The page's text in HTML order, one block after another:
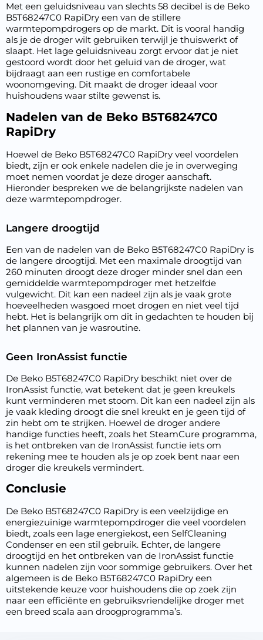
Met een geluidsniveau van slechts 58 decibel is de Beko
B5T68247C0 RapiDry een van de stillere
warmtepompdrogers op de markt. Dit is vooral handig
als je de droger wilt gebruiken terwijl je thuiswerkt of
slaapt. Het lage geluidsniveau zorgt ervoor dat je niet
gestoord wordt door het geluid van de droger, wat
bijdraagt aan een rustige en comfortabele
woonomgeving. Dit maakt de droger ideaal voor
huishoudens waar stilte gewenst is.
Nadelen van de Beko B5T68247C0
RapiDry
Hoewel de Beko B5T68247C0 RapiDry veel voordelen
biedt, zijn er ook enkele nadelen die je in overweging
moet nemen voordat je deze droger aanschaft.
Hieronder bespreken we de belangrijkste nadelen van
deze warmtepompdroger.
Langere droogtijd
Een van de nadelen van de Beko B5T68247C0 RapiDry is
de langere droogtijd. Met een maximale droogtijd van
260 minuten droogt deze droger minder snel dan een
gemiddelde warmtepompdroger met hetzelfde
vulgewicht. Dit kan een nadeel zijn als je vaak grote
hoeveelheden wasgoed moet drogen en niet veel tijd
hebt. Het is belangrijk om dit in gedachten te houden bij
het plannen van je wasroutine.
Geen IronAssist functie
De Beko B5T68247C0 RapiDry beschikt niet over de
IronAssist functie, wat betekent dat je geen kreukels
kunt verminderen met stoom. Dit kan een nadeel zijn als
je vaak kleding droogt die snel kreukt en je geen tijd of
zin hebt om te strijken. Hoewel de droger andere
handige functies heeft, zoals het SteamCure programma,
is het ontbreken van de IronAssist functie iets om
rekening mee te houden als je op zoek bent naar een
droger die kreukels vermindert.
Conclusie
De Beko B5T68247C0 RapiDry is een veelzijdige en
energiezuinige warmtepompdroger die veel voordelen
biedt, zoals een lage energiekost, een SelfCleaning
Condenser en een stil gebruik. Echter, de langere
droogtijd en het ontbreken van de IronAssist functie
kunnen nadelen zijn voor sommige gebruikers. Over het
algemeen is de Beko B5T68247C0 RapiDry een
uitstekende keuze voor huishoudens die op zoek zijn
naar een efficiënte en gebruiksvriendelijke droger met
een breed scala aan droogprogramma’s.